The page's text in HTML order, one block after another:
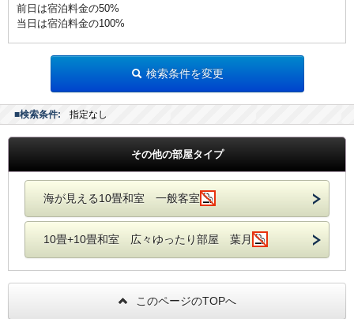
前日は宿泊料金の50%
当日は宿泊料金の100%
検索条件を変更
■検索条件: 指定なし
その他の部屋タイプ
海が見える10畳和室 一般客室
10畳+10畳和室 広々ゆったり部屋 葉月
このページのTOPへ